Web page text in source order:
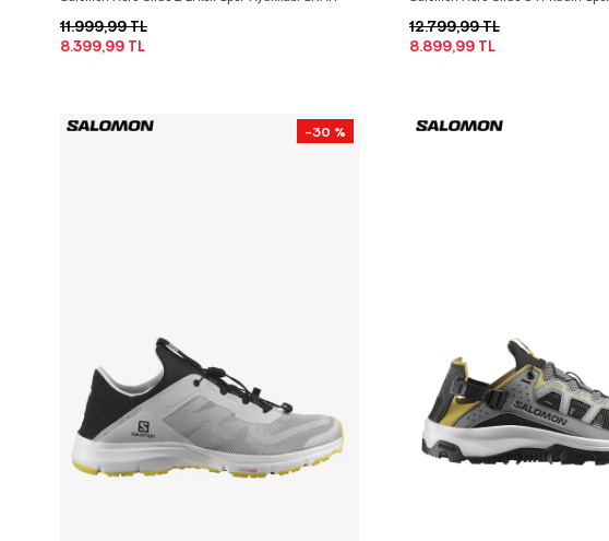
8.399,99 TL
11.999,99 TL
8.899,99 TL
12.799,99 TL
-30 %